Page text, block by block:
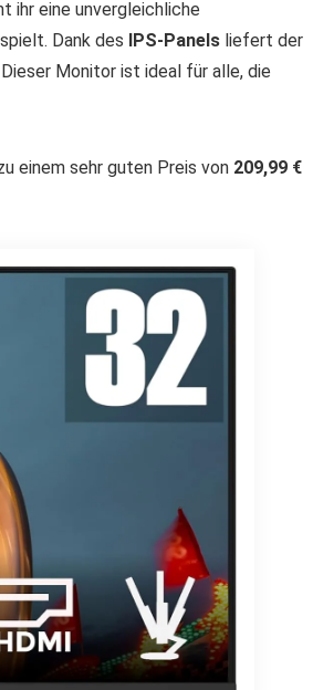
ihr eine unvergleichliche
Dank des IPS-Panels liefert der
Monitor ist ideal für alle, die
einem sehr guten Preis von 209,99 €